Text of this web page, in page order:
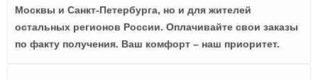
Москвы и Санкт-Петербурга, но и для жителей
остальных регионов России. Оплачивайте свои заказы
по факту получения. Ваш комфорт – наш приоритет.